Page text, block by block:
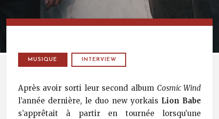
MUSIQUE INTERVIEW
Après avoir sorti leur second album Cosmic Wind
l’année dernière, le duo new yorkais Lion Babe
s’apprêtait à partir en tournée lorsqu’une